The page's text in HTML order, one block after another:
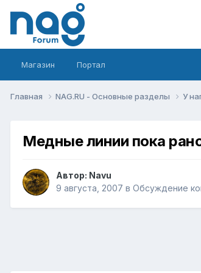
Магазин Портал
Главная NAG.RU - Основные разделы У
Медные линии пока
Автор: Navu
9 августа, 2007 в Обсуждение